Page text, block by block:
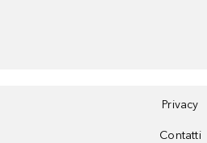
Privacy
Contatti